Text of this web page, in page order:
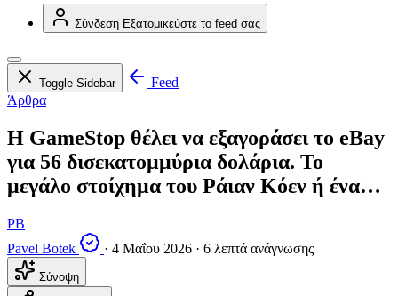
Σύνδεση Εξατομικεύστε το feed σας
Toggle Sidebar
Feed
Άρθρα
Η GameStop θέλει να εξαγοράσει το eBay
για 56 δισεκατομμύρια δολάρια. Το
μεγάλο στοίχημα του Ράιαν Κόεν ή ένα…
PB
Pavel Botek
· 4 Μαΐου 2026 · 6 λεπτά ανάγνωσης
Σύνοψη